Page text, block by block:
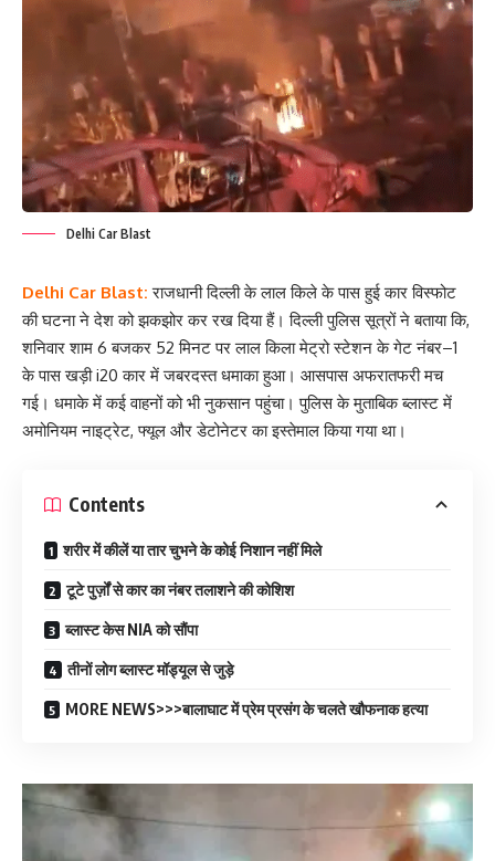
Delhi Car Blast
Delhi Car Blast: राजधानी दिल्ली के लाल किले के पास हुई कार विस्फोट
की घटना ने देश को झकझोर कर रख दिया हैं। दिल्ली पुलिस सूत्रों ने बताया कि,
शनिवार शाम 6 बजकर 52 मिनट पर लाल किला मेट्रो स्टेशन के गेट नंबर–1
के पास खड़ी i20 कार में जबरदस्त धमाका हुआ। आसपास अफरातफरी मच
गई। धमाके में कई वाहनों को भी नुकसान पहुंचा। पुलिस के मुताबिक ब्लास्ट में
अमोनियम नाइट्रेट, फ्यूल और डेटोनेटर का इस्तेमाल किया गया था।
Contents
शरीर में कीलें या तार चुभने के कोई निशान नहीं मिले
टूटे पुर्ज़ों से कार का नंबर तलाशने की कोशिश
ब्लास्ट केस NIA को सौंपा
तीनों लोग ब्लास्ट मॉड्यूल से जुड़े
MORE NEWS>>>बालाघाट में प्रेम प्रसंग के चलते खौफनाक हत्या